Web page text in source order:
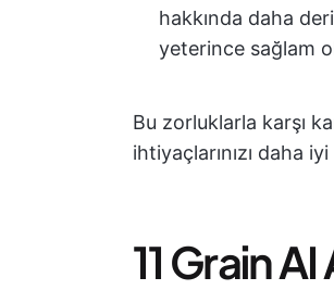
hakkında daha
yeterince sağlam
Bu zorluklarla karşı
ihtiyaçlarınızı daha
11 Grain